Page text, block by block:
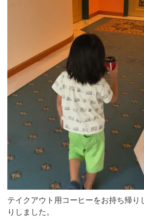
テイクアウト用コーヒーをお持ち帰り
りしました。